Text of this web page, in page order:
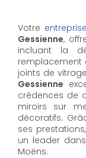
Votre
Gessienne,
incluant la
remplacement
joints de
Gessienne
crédences de
miroirs sur
décoratifs.
ses prestations,
un leader
Moëns.